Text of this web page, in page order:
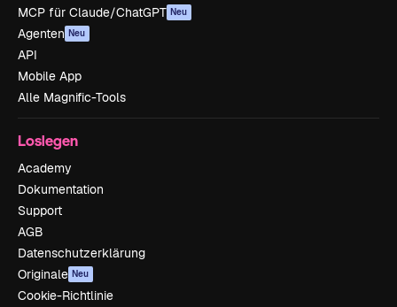
MCP für Claude/ChatGPT Neu
Agenten Neu
API
Mobile App
Alle Magnific-Tools
Loslegen
Academy
Dokumentation
Support
AGB
Datenschutzerklärung
Originale Neu
Cookie-Richtlinie